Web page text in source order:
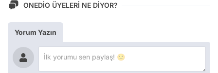
ONEDİO ÜYELERİ NE DİYOR?
Yorum Yazın